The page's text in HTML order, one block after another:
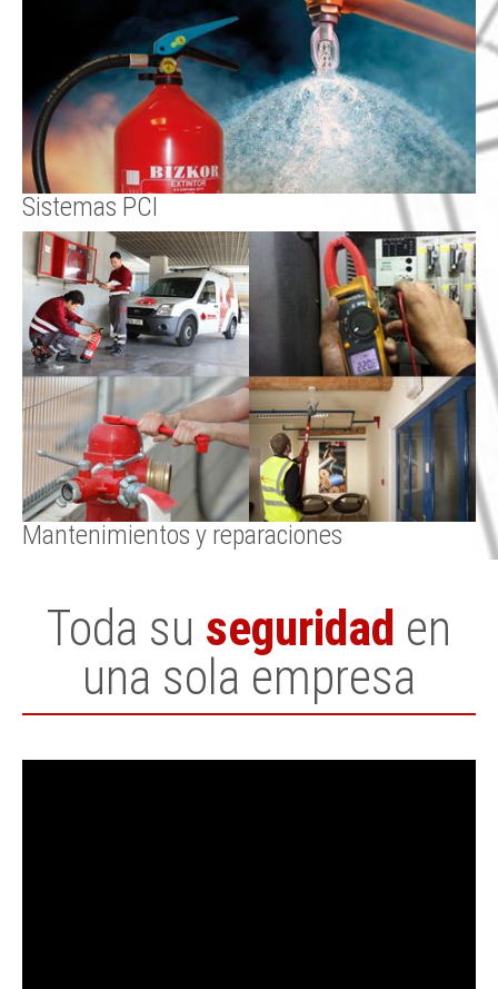
Sistemas PCI
Mantenimientos y reparaciones
Toda su seguridad en
una sola empresa